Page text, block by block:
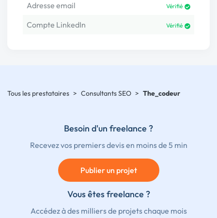
Adresse email Vérifié
Compte LinkedIn Vérifié
Tous les prestataires > Consultants SEO > The_codeur
Besoin d'un freelance ?
Recevez vos premiers devis en moins de 5 min
Publier un projet
Vous êtes freelance ?
Accédez à des milliers de projets chaque mois